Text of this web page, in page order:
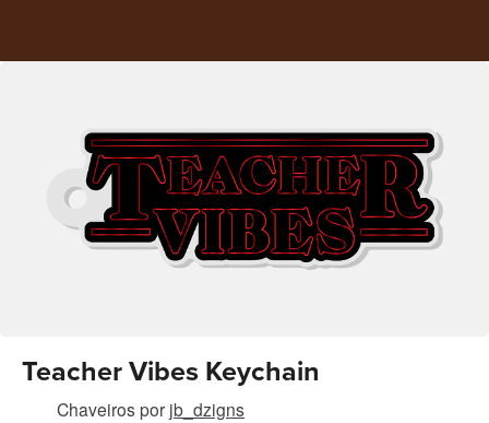
Teacher Vibes Keychain
Chaveirospor jb_dzigns